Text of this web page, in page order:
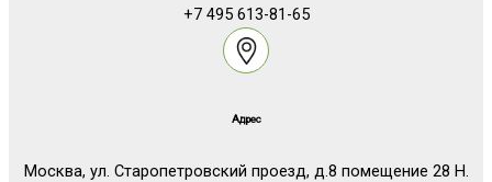
+7 495 613-81-65
Адрес
Москва, ул. Старопетровский проезд, д.8 помещение 28 Н.